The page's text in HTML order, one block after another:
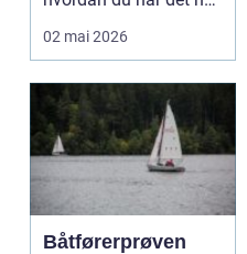
og nå, i stedet f...
02 mai 2026
Båtførerprøven